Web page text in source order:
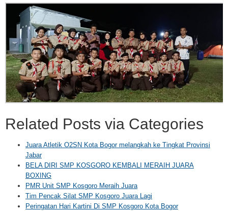
Related Posts via Categories
Juara Atletik O2SN Kota Bogor melangkah ke Tingkat Provinsi
Jabar
BELA DIRI SMP KOSGORO KEMBALI MERAIH JUARA
BOXING
PMR Unit SMP Kosgoro Meraih Juara
Tim Pencak Silat SMP Kosgoro Juara Lagi
Peringatan Hari Kartini Di SMP Kosgoro Kota Bogor